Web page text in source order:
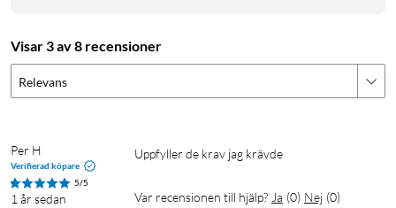
Visar 3 av 8 recensioner
Relevans
Per H
Verifierad köpare
5/5
1 år sedan
Uppfyller de krav jag krävde
Var recensionen till hjälp? Ja (0) Nej (0)